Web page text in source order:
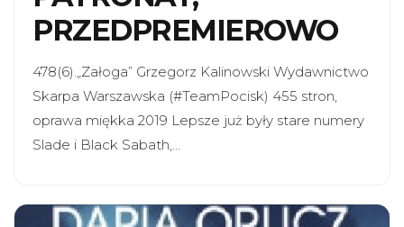
PRZEDPREMIEROWO
478(6).„Załoga” Grzegorz Kalinowski Wydawnictwo
Skarpa Warszawska (#TeamPocisk) 455 stron,
oprawa miękka 2019 Lepsze już były stare numery
Slade i Black Sabath,…